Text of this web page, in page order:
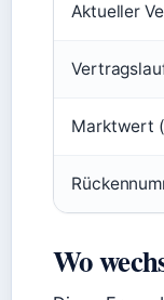
Aktueller
Marktwert
Wo